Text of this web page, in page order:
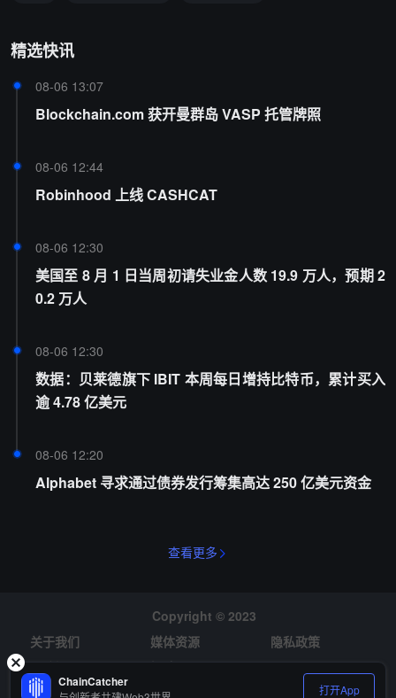
精选快讯
08-06 13:07
Blockchain.com 获开曼群岛 VASP 托管牌照
08-06 12:44
Robinhood 上线 CASHCAT
08-06 12:30
美国至 8 月 1 日当周初请失业金人数 19.9 万人，预期 2
0.2 万人
08-06 12:30
数据：贝莱德旗下 IBIT 本周每日增持比特币，累计买入
逾 4.78 亿美元
08-06 12:20
Alphabet 寻求通过债券发行筹集高达 250 亿美元资金
查看更多
Copyright © 2023
关于我们
媒体资源
隐私政策
风险提示
招聘
ChainCatcher 打开App